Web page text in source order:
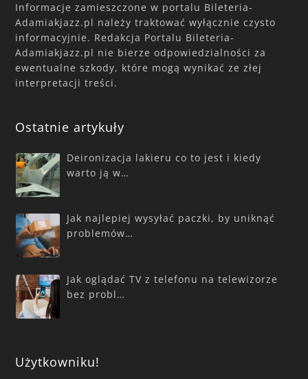
Informacje zamieszczone w portalu Bileteria-
Adamiakjazz.pl należy traktować wyłącznie czysto
informacyjnie. Redakcja Portalu Bileteria-
Adamiakjazz.pl nie bierze odpowiedzialności za
ewentualne szkody, które mogą wynikać ze złej
interpretacji treści.
Ostatnie artykuły
Deironizacja lakieru co to jest i kiedy
warto ją w…
Jak najlepiej wysyłać paczki, by uniknąć
problemów…
Jak oglądać TV z telefonu na telewizorze
bez probl…
Użytkowniku!